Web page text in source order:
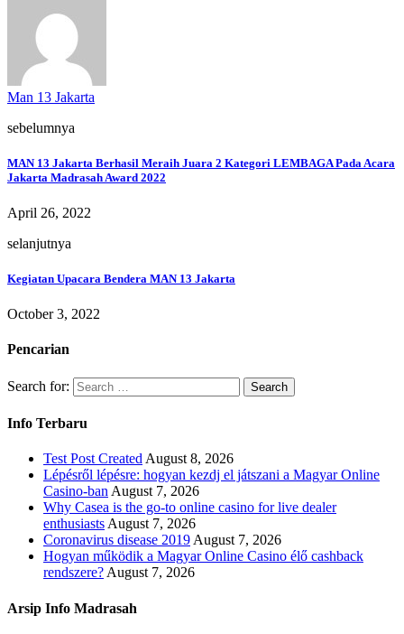
Man 13 Jakarta
sebelumnya
MAN 13 Jakarta Berhasil Meraih Juara 2 Kategori LEMBAGA Pada Acara
Jakarta Madrasah Award 2022
April 26, 2022
selanjutnya
Kegiatan Upacara Bendera MAN 13 Jakarta
October 3, 2022
Pencarian
Search for:
Info Terbaru
Test Post Created August 8, 2026
Lépésről lépésre: hogyan kezdj el játszani a Magyar Online
Casino-ban August 7, 2026
Why Casea is the go-to online casino for live dealer
enthusiasts August 7, 2026
Coronavirus disease 2019 August 7, 2026
Hogyan működik a Magyar Online Casino élő cashback
rendszere? August 7, 2026
Arsip Info Madrasah